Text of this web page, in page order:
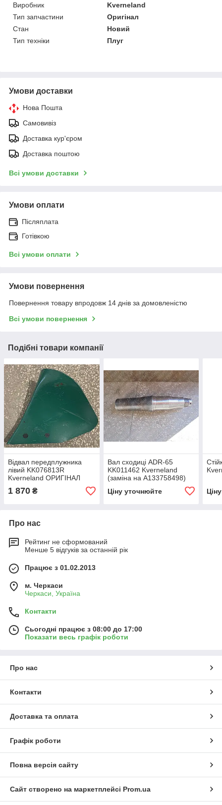
Виробник
Kverneland
Тип запчастини
Оригінал
Стан
Новий
Тип техніки
Плуг
Умови доставки
Нова Пошта
Самовивіз
Доставка кур'єром
Доставка поштою
Всі умови доставки
Умови оплати
Післяплата
Готівкою
Всі умови оплати
Умови повернення
Повернення товару впродовж 14 днів за домовленістю
Всі умови повернення
Подібні товари компанії
Відвал передплужника
лівий KK076813R
Kverneland ОРИГІНАЛ
1 870 ₴
Вал сходиці ADR-65
KK011462 Kverneland
(заміна на A133758498)
Ціну уточнюйте
Про нас
Рейтинг не сформований
Менше 5 відгуків за останній рік
Працює з 01.02.2013
м. Черкаси
Черкаси, Україна
Контакти
Сьогодні працює з 08:00 до 17:00
Показати весь графік роботи
Про нас
Контакти
Доставка та оплата
Графік роботи
Повна версія сайту
Сайт створено на маркетплейсі Prom.ua